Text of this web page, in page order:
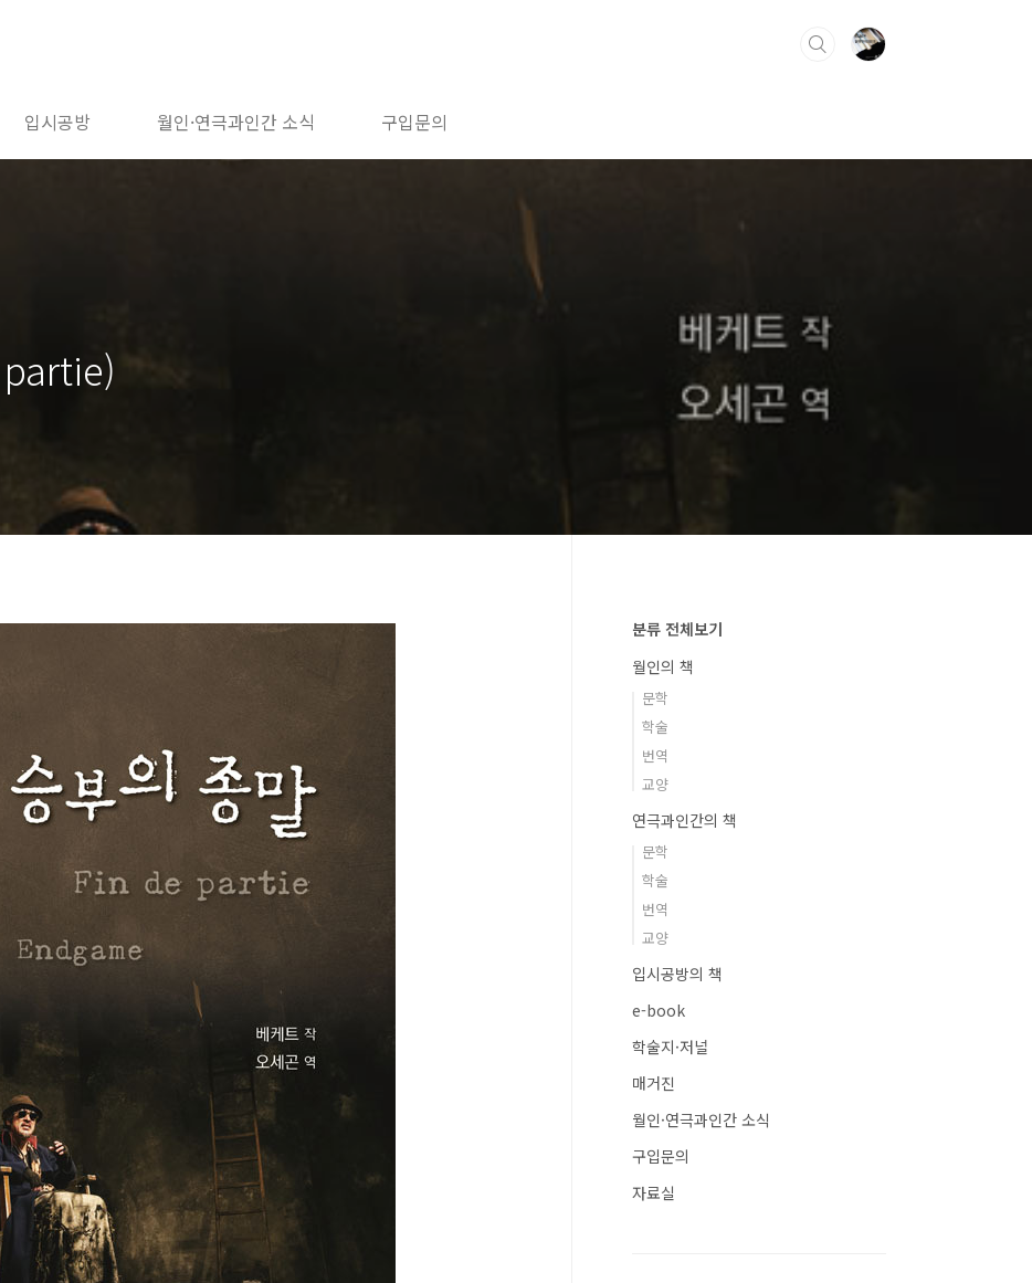
입시공방 월인·연극과인간 소식 구입문의
분류 전체보기
월인의 책
문학
학술
번역
교양
연극과인간의 책
문학
학술
번역
교양
입시공방의 책
e-book
학술지·저널
매거진
월인·연극과인간 소식
구입문의
자료실